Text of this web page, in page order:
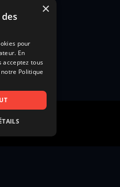
×
pour
En
acceptez tous
Politique